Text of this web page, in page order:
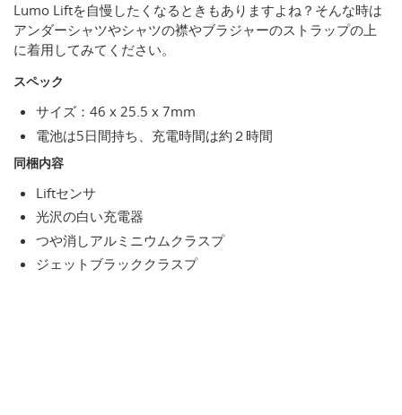
Lumo Liftを自慢したくなるときもありますよね？そんな時は
アンダーシャツやシャツの襟やブラジャーのストラップの上
に着用してみてください。
スペック
サイズ：46 x 25.5 x 7mm
電池は5日間持ち、充電時間は約２時間
同梱内容
Liftセンサ
光沢の白い充電器
つや消しアルミニウムクラスプ
ジェットブラッククラスプ